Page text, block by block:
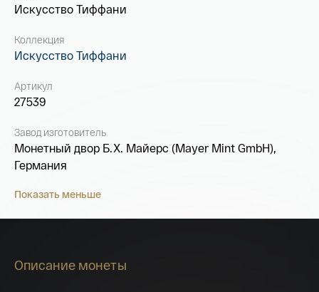
Искусство Тиффани
Коллекция
Искусство Тиффани
Артикул
27539
Завод изготовитель
Монетный двор Б.Х. Майерс (Mayer Mint GmbH),
Германия
Показать меньше
Описание монеты